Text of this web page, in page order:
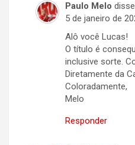
Paulo Melo
5 de janeiro de
Alô você Lucas!
O título é
inclusive sorte.
Diretamente da
Coloradamente,
Melo
Responder